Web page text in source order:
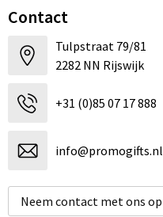
Contact
Tulpstraat 79/81
2282 NN Rijswijk
+31 (0)85 07 17 888
info@promogifts.nl
Neem contact met ons op